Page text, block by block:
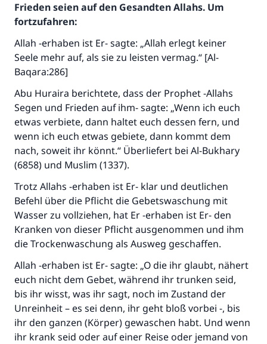
Frieden seien auf den Gesandten Allahs. Um
fortzufahren:
Allah -erhaben ist Er- sagte: „Allah erlegt keiner
Seele mehr auf, als sie zu leisten vermag.“ [Al-
Baqara:286]
Abu Huraira berichtete, dass der Prophet -Allahs
Segen und Frieden auf ihm- sagte: „Wenn ich euch
etwas verbiete, dann haltet euch dessen fern, und
wenn ich euch etwas gebiete, dann kommt dem
nach, soweit ihr könnt.“ Überliefert bei Al-Bukhary
(6858) und Muslim (1337).
Trotz Allahs -erhaben ist Er- klar und deutlichen
Befehl über die Pflicht die Gebetswaschung mit
Wasser zu vollziehen, hat Er -erhaben ist Er- den
Kranken von dieser Pflicht ausgenommen und ihm
die Trockenwaschung als Ausweg geschaffen.
Allah -erhaben ist Er- sagte: „O die ihr glaubt, nähert
euch nicht dem Gebet, während ihr trunken seid,
bis ihr wisst, was ihr sagt, noch im Zustand der
Unreinheit – es sei denn, ihr geht bloß vorbei -, bis
ihr den ganzen (Körper) gewaschen habt. Und wenn
ihr krank seid oder auf einer Reise oder jemand von